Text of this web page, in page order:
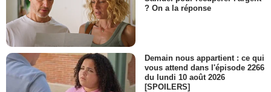
? On a la réponse
Demain nous appartient : ce qui
vous attend dans l'épisode 2266
du lundi 10 août 2026
[SPOILERS]